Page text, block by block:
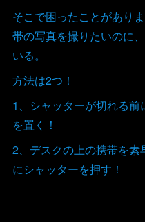
そこで困ったことがあり
帯の写真を撮りたいのに
いる。
方法は2つ！
1、シャッターが切れる
を置く！
2、デスクの上の携帯を
にシャッターを押す！
2の方法